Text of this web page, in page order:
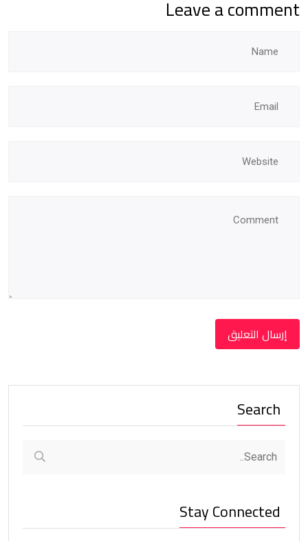
Leave a comment
Search
Stay Connected